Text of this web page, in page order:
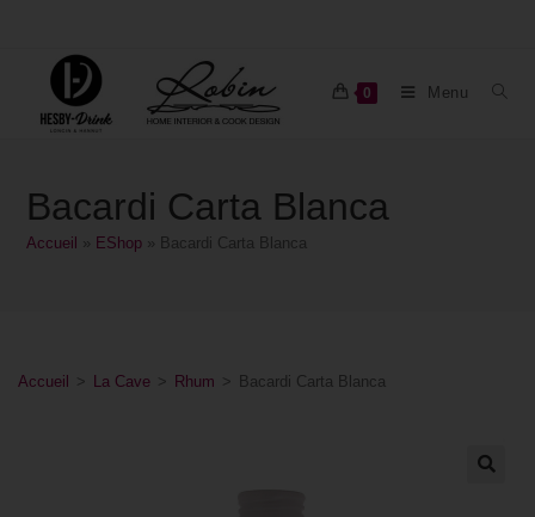
0 Menu
Bacardi Carta Blanca
Accueil EShop Bacardi Carta Blanca
Accueil > La Cave > Rhum > Bacardi Carta Blanca